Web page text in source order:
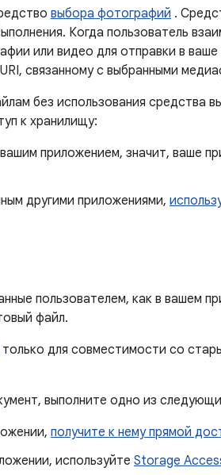
выбора фотографий .
Когда пользователь
или видео для отправки в ваше
связанному с выбранными
без использования средства
к хранилищу:
приложением, значит, ваше
другими приложениями,
пользователем, как в вашем
файл.
только для совместимости со
выполните одно из
получите к нему прямой
используйте Storage